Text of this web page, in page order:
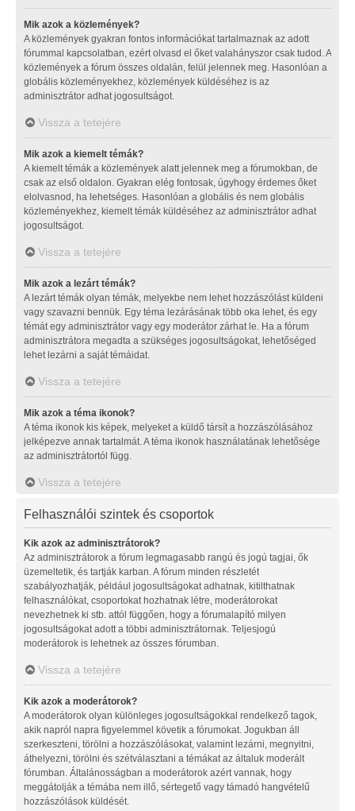
Mik azok a közlemények?
A közlemények gyakran fontos információkat tartalmaznak az adott
fórummal kapcsolatban, ezért olvasd el őket valahányszor csak tudod. A
közlemények a fórum összes oldalán, felül jelennek meg. Hasonlóan a
globális közleményekhez, közlemények küldéséhez is az
adminisztrátor adhat jogosultságot.
Vissza a tetejére
Mik azok a kiemelt témák?
A kiemelt témák a közlemények alatt jelennek meg a fórumokban, de
csak az első oldalon. Gyakran elég fontosak, úgyhogy érdemes őket
elolvasnod, ha lehetséges. Hasonlóan a globális és nem globális
közleményekhez, kiemelt témák küldéséhez az adminisztrátor adhat
jogosultságot.
Vissza a tetejére
Mik azok a lezárt témák?
A lezárt témák olyan témák, melyekbe nem lehet hozzászólást küldeni
vagy szavazni bennük. Egy téma lezárásának több oka lehet, és egy
témát egy adminisztrátor vagy egy moderátor zárhat le. Ha a fórum
adminisztrátora megadta a szükséges jogosultságokat, lehetőséged
lehet lezárni a saját témáidat.
Vissza a tetejére
Mik azok a téma ikonok?
A téma ikonok kis képek, melyeket a küldő társít a hozzászólásához
jelképezve annak tartalmát. A téma ikonok használatának lehetősége
az adminisztrátortól függ.
Vissza a tetejére
Felhasználói szintek és csoportok
Kik azok az adminisztrátorok?
Az adminisztrátorok a fórum legmagasabb rangú és jogú tagjai, ők
üzemeltetik, és tartják karban. A fórum minden részletét
szabályozhatják, például jogosultságokat adhatnak, kitilthatnak
felhasználókat, csoportokat hozhatnak létre, moderátorokat
nevezhetnek ki stb. attól függően, hogy a fórumalapító milyen
jogosultságokat adott a többi adminisztrátornak. Teljesjogú
moderátorok is lehetnek az összes fórumban.
Vissza a tetejére
Kik azok a moderátorok?
A moderátorok olyan különleges jogosultságokkal rendelkező tagok,
akik napról napra figyelemmel követik a fórumokat. Jogukban áll
szerkeszteni, törölni a hozzászólásokat, valamint lezárni, megnyitni,
áthelyezni, törölni és szétválasztani a témákat az általuk moderált
fórumban. Általánosságban a moderátorok azért vannak, hogy
meggátolják a témába nem illő, sértegető vagy támadó hangvételű
hozzászólások küldését.